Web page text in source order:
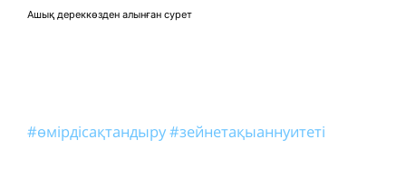
Ашық дереккөзден алынған сурет
#өмірдісақтандыру#зейнетақыаннуитеті